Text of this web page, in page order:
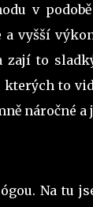
v
a vyšší
zají to
to
náročné
Na tu